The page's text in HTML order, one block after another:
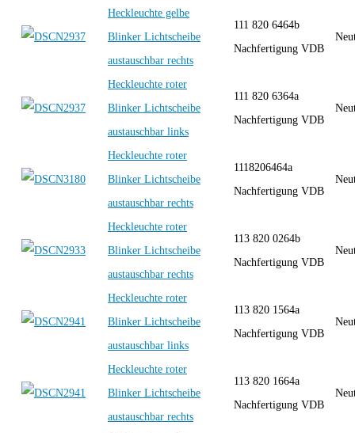
Heckleuchte gelbe
Blinker Lichtscheibe
austauschbar rechts
111 820 6464b
Nachfertigung VDB
Heckleuchte roter
Blinker Lichtscheibe
austauschbar links
111 820 6364a
Nachfertigung VDB
Heckleuchte roter
Blinker Lichtscheibe
austauschbar rechts
1118206464a
Nachfertigung VDB
Heckleuchte roter
Blinker Lichtscheibe
austauschbar rechts
113 820 0264b
Nachfertigung VDB
Heckleuchte roter
Blinker Lichtscheibe
austauschbar links
113 820 1564a
Nachfertigung VDB
Heckleuchte roter
Blinker Lichtscheibe
austauschbar rechts
113 820 1664a
Nachfertigung VDB